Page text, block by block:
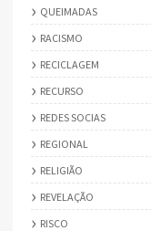
QUEIMADAS
RACISMO
RECICLAGEM
RECURSO
REDES SOCIAS
REGIONAL
RELIGIÃO
REVELAÇÃO
RISCO